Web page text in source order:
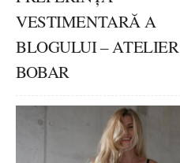
VESTIMENTARĂ A
BLOGULUI – ATELIER
BOBAR